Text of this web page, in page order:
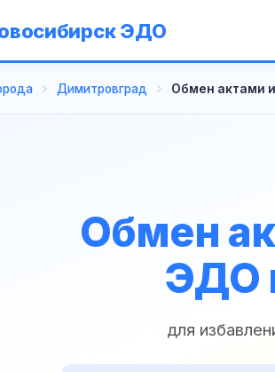
ЭДО
Димитровград Обмен актами
Обмен
ЭДО
для